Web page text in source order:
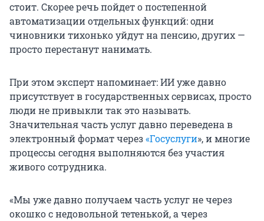
стоит. Скорее речь пойдет о постепенной
автоматизации отдельных функций: одни
чиновники тихонько уйдут на пенсию, других —
просто перестанут нанимать.
При этом эксперт напоминает: ИИ уже давно
присутствует в государственных сервисах, просто
люди не привыкли так это называть.
Значительная часть услуг давно переведена в
электронный формат через«Госуслуги», и многие
процессы сегодня выполняются без участия
живого сотрудника.
«Мы уже давно получаем часть услуг не через
окошко с недовольной тетенькой, а через